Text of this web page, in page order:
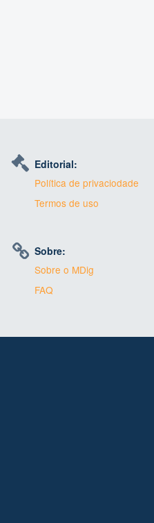
Editorial:
Política de privaciodade
Termos de uso
Sobre:
Sobre o MDig
FAQ